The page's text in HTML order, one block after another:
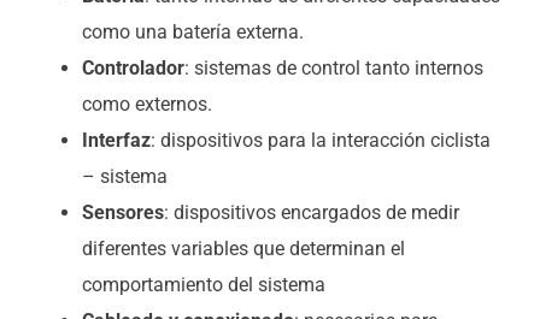
como una batería externa.
Controlador: sistemas de control tanto internos
como externos.
Interfaz: dispositivos para la interacción ciclista
– sistema
Sensores: dispositivos encargados de medir
diferentes variables que determinan el
comportamiento del sistema